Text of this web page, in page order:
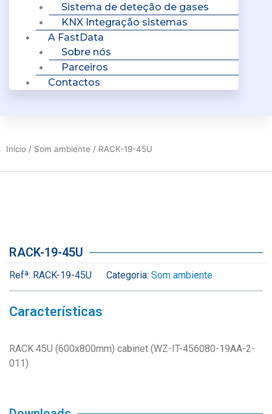
Sistema de deteção de gases
KNX Integração sistemas
A FastData
Sobre nós
Parceiros
Contactos
Início / Som ambiente / RACK-19-45U
RACK-19-45U
Refª: RACK-19-45U Categoria: Som ambiente
Características
RACK 45U (600x800mm) cabinet (WZ-IT-456080-19AA-2-
011)